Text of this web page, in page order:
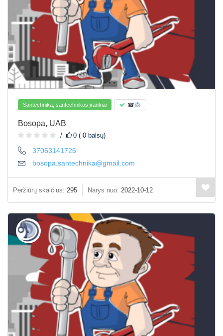
Santechnika, santechnikos įrankiai ☎
Bosopa, UAB
0 ( 0 balsų)
37063141726
bosopa.santechnika@gmail.com
Peržiūrų skaičius: 295 Narys nuo: 2022-10-12